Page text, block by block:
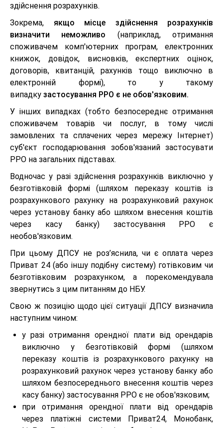
здійснення розрахунків.
Зокрема, якщо місце здійснення розрахунків
визначити неможливо (наприклад, отримання
споживачем комп'ютерних програм, електронних
книжок, довідок, висновків, експертних оцінок,
договорів, квитанцій, рахунків тощо виключно в
електронній формі), то у такому
випадку застосування РРО є не обов'язковим.
У інших випадках (тобто безпосереднє отримання
споживачем товарів чи послуг, в тому числі
замовлених та сплачених через мережу Інтернет)
суб'єкт господарювання зобов'язаний застосувати
РРО на загальних підставах.
Водночас у разі здійснення розрахунків виключно у
безготівковій формі (шляхом переказу коштів із
розрахункового рахунку на розрахунковий рахунок
через установу банку або шляхом внесення коштів
через касу банку) застосування РРО є
необов'язковим.
При цьому ДПСУ не роз’яснила, чи є оплата через
Приват 24 (або іншу подібну систему) готівковим чи
безготівковим розрахунком, а порекомендувала
звернутись з цим питанням до НБУ.
Свою ж позицію щодо цієї ситуації ДПСУ визначила
наступним чином:
у разі отримання орендної плати від орендарів
виключно у безготівковій формі (шляхом
переказу коштів із розрахункового рахунку на
розрахунковий рахунок через установу банку або
шляхом безпосереднього внесення коштів через
касу банку) застосування РРО є не обов'язковим;
при отримання орендної плати від орендарів
через платіжні системи Приват24, Монобанк,